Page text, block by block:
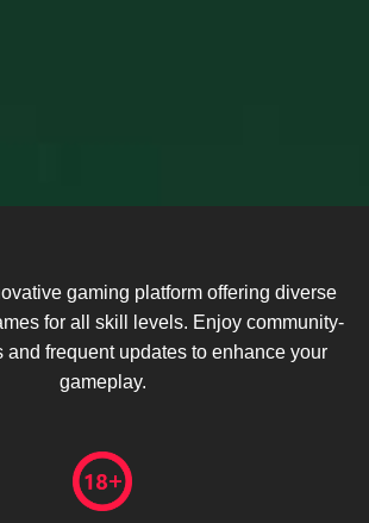
gaming platform offering diverse
for all skill levels. Enjoy community-
and frequent updates to enhance your
gameplay.